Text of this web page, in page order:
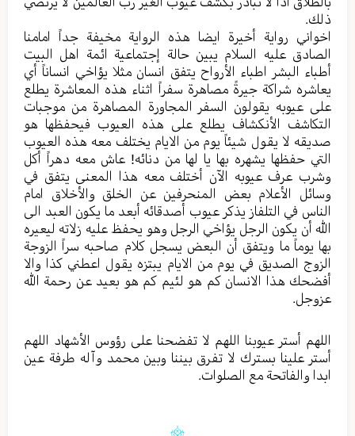
ذلك.
اخواني روایة أخيرة ایضا هذه الروایة مخیفة جداً امامنا
الصادق علیه السلام یبین حالة إجتماعیة ائمة اهل البیت
أطباء البشر اطباء الأرواح یتفق انسان مثلا یؤاخي انساناً أي
یعاشره شراکة جیرةً مصاهرة سفراً اثناء هذه المعاشرة یطلع
علی عیوبه یقولون السفر المجاورة المصاهرة من موجبات
التکاشف الأنكشاف یطلع علی هذه العیوب فیحفظها هو
صدیقه لا یقول شیئاً یوم من الایام یختلف معه هذه العیوب
التي حفظها یشهره بها یا لها من دنائه! عاش معه دهراً أکل
وشرب عرف عیوبه الآن أختلف معه هذا المعنی یتفق في
وسائل الأعلام بعض المنحرفین عن الخلق والأخلاق امام
الناس في التلفاز یذکر عیوب أصدقائه أبعد ما یکون العبد الی
الله أن یکون الرجل یؤاخي الرجل وهو یحفظ علیه زلاته لیعیره
بها یوماً ما ویتفق أن البعض یسجل کلام صاحبه سراً الزوجة
الزوج الصدیق في یوم من الایام یبتزه یقول اعطني کذا والا
أفضحك هذا الانسان کم هو لئیم کم هو بعید عن رحمة الله
عزوجل.
اللهم أستر عیوبنا اللهم لا تفضحنا علی رؤوس الأشهاد اللهم
أستر علینا بسترك لا تفرق بیننا وبین محمد وآله طرفة عین
ابدا والفاتحة مع الصلوات.